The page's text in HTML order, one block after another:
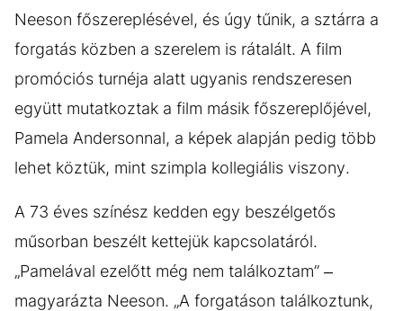
Neeson főszereplésével, és úgy tűnik, a sztárra a
forgatás közben a szerelem is rátalált. A film
promóciós turnéja alatt ugyanis rendszeresen
együtt mutatkoztak a film másik főszereplőjével,
Pamela Andersonnal, a képek alapján pedig több
lehet köztük, mint szimpla kollegiális viszony.
A 73 éves színész kedden egy beszélgetős
műsorban beszélt kettejük kapcsolatáról.
„Pamelával ezelőtt még nem találkoztam” –
magyarázta Neeson. „A forgatáson találkoztunk,